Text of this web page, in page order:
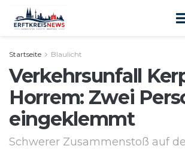
Startseite Blaulicht
Verkehrsunfall
Horrem: Zwei
eingeklemmt
Schwerer Zusammenstoß auf